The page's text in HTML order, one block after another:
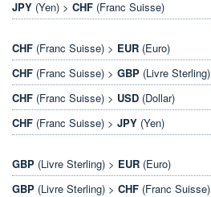
JPY (Yen) > CHF (Franc Suisse)
CHF (Franc Suisse) > EUR (Euro)
CHF (Franc Suisse) > GBP (Livre Sterling)
CHF (Franc Suisse) > USD (Dollar)
CHF (Franc Suisse) > JPY (Yen)
GBP (Livre Sterling) > EUR (Euro)
GBP (Livre Sterling) > CHF (Franc Suisse)